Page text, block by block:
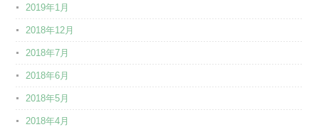
2019年1月
2018年12月
2018年7月
2018年6月
2018年5月
2018年4月